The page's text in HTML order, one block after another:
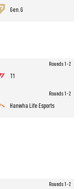
Gen.G
T1
Rounds 1-2
Hanwha Life Esports
Rounds 1-2
Rounds 1-2